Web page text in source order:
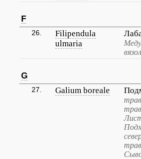
F
26.
Filipendula
ulmaria
G
27. Galium boreale